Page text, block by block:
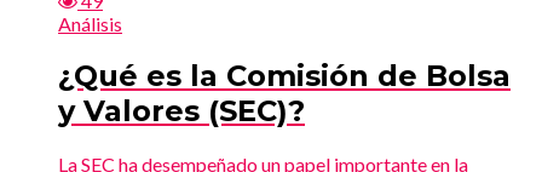
Análisis
¿Qué es la Comisión de Bolsa
y Valores (SEC)?
La SEC ha desempeñado un papel importante en la